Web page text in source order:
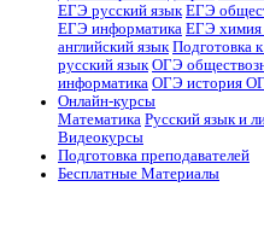
ЕГЭ русский язык ЕГЭ
ЕГЭ информатика ЕГЭ химия
английский язык Подготовка
русский язык ОГЭ
информатика ОГЭ история
Онлайн-курсы
Математика Русский язык и
Видеокурсы
Подготовка преподавателей
Бесплатные Материалы